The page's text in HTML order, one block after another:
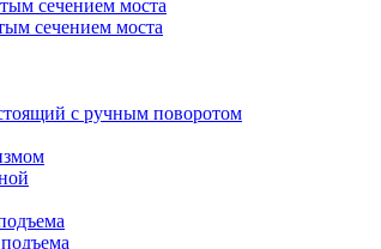
сечением моста
сечением моста
с ручным поворотом